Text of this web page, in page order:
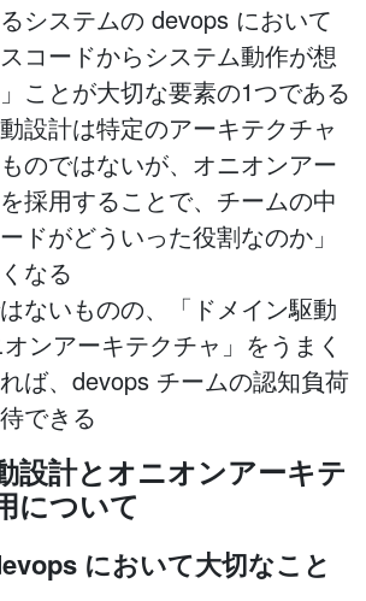
システムの devops において
コードからシステム動作が想
ことが大切な要素の1つである
設計は特定のアーキテクチャ
のではないが、オニオンアー
採用することで、チームの中
ドがどういった役割なのか」
なる
ないものの、「ドメイン駆動
ンアーキテクチャ」をうまく
ば、devops チームの認知負荷
できる
設計とオニオンアーキテ
について
において大切なこと